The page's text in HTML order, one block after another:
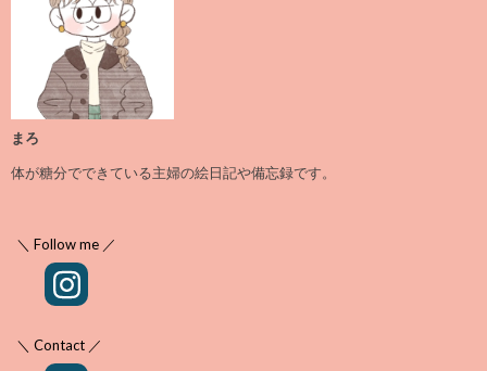
まろ
体が糖分でできている主婦の絵日記や備忘録です。
＼ Follow me ／
＼ Contact ／